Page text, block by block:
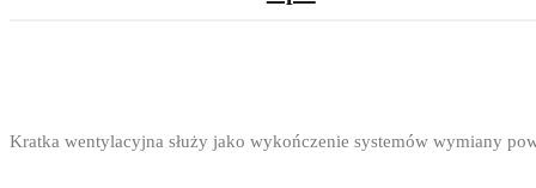
Kratka wentylacyjna służy jako wykończenie systemów wymiany